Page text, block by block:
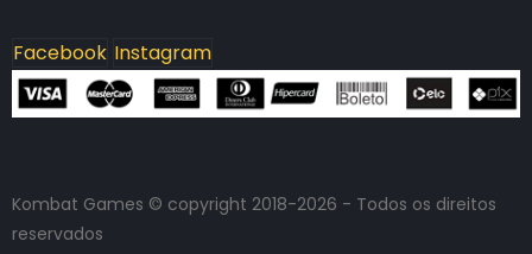
Facebook Instagram
Kombat Games © copyright 2018-2026 - Todos os direitos
reservados